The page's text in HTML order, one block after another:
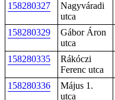
158280327
Nagyváradi
utca
158280329
Gábor Áron
utca
158280335
Rákóczi
Ferenc utca
158280336
Május 1.
utca